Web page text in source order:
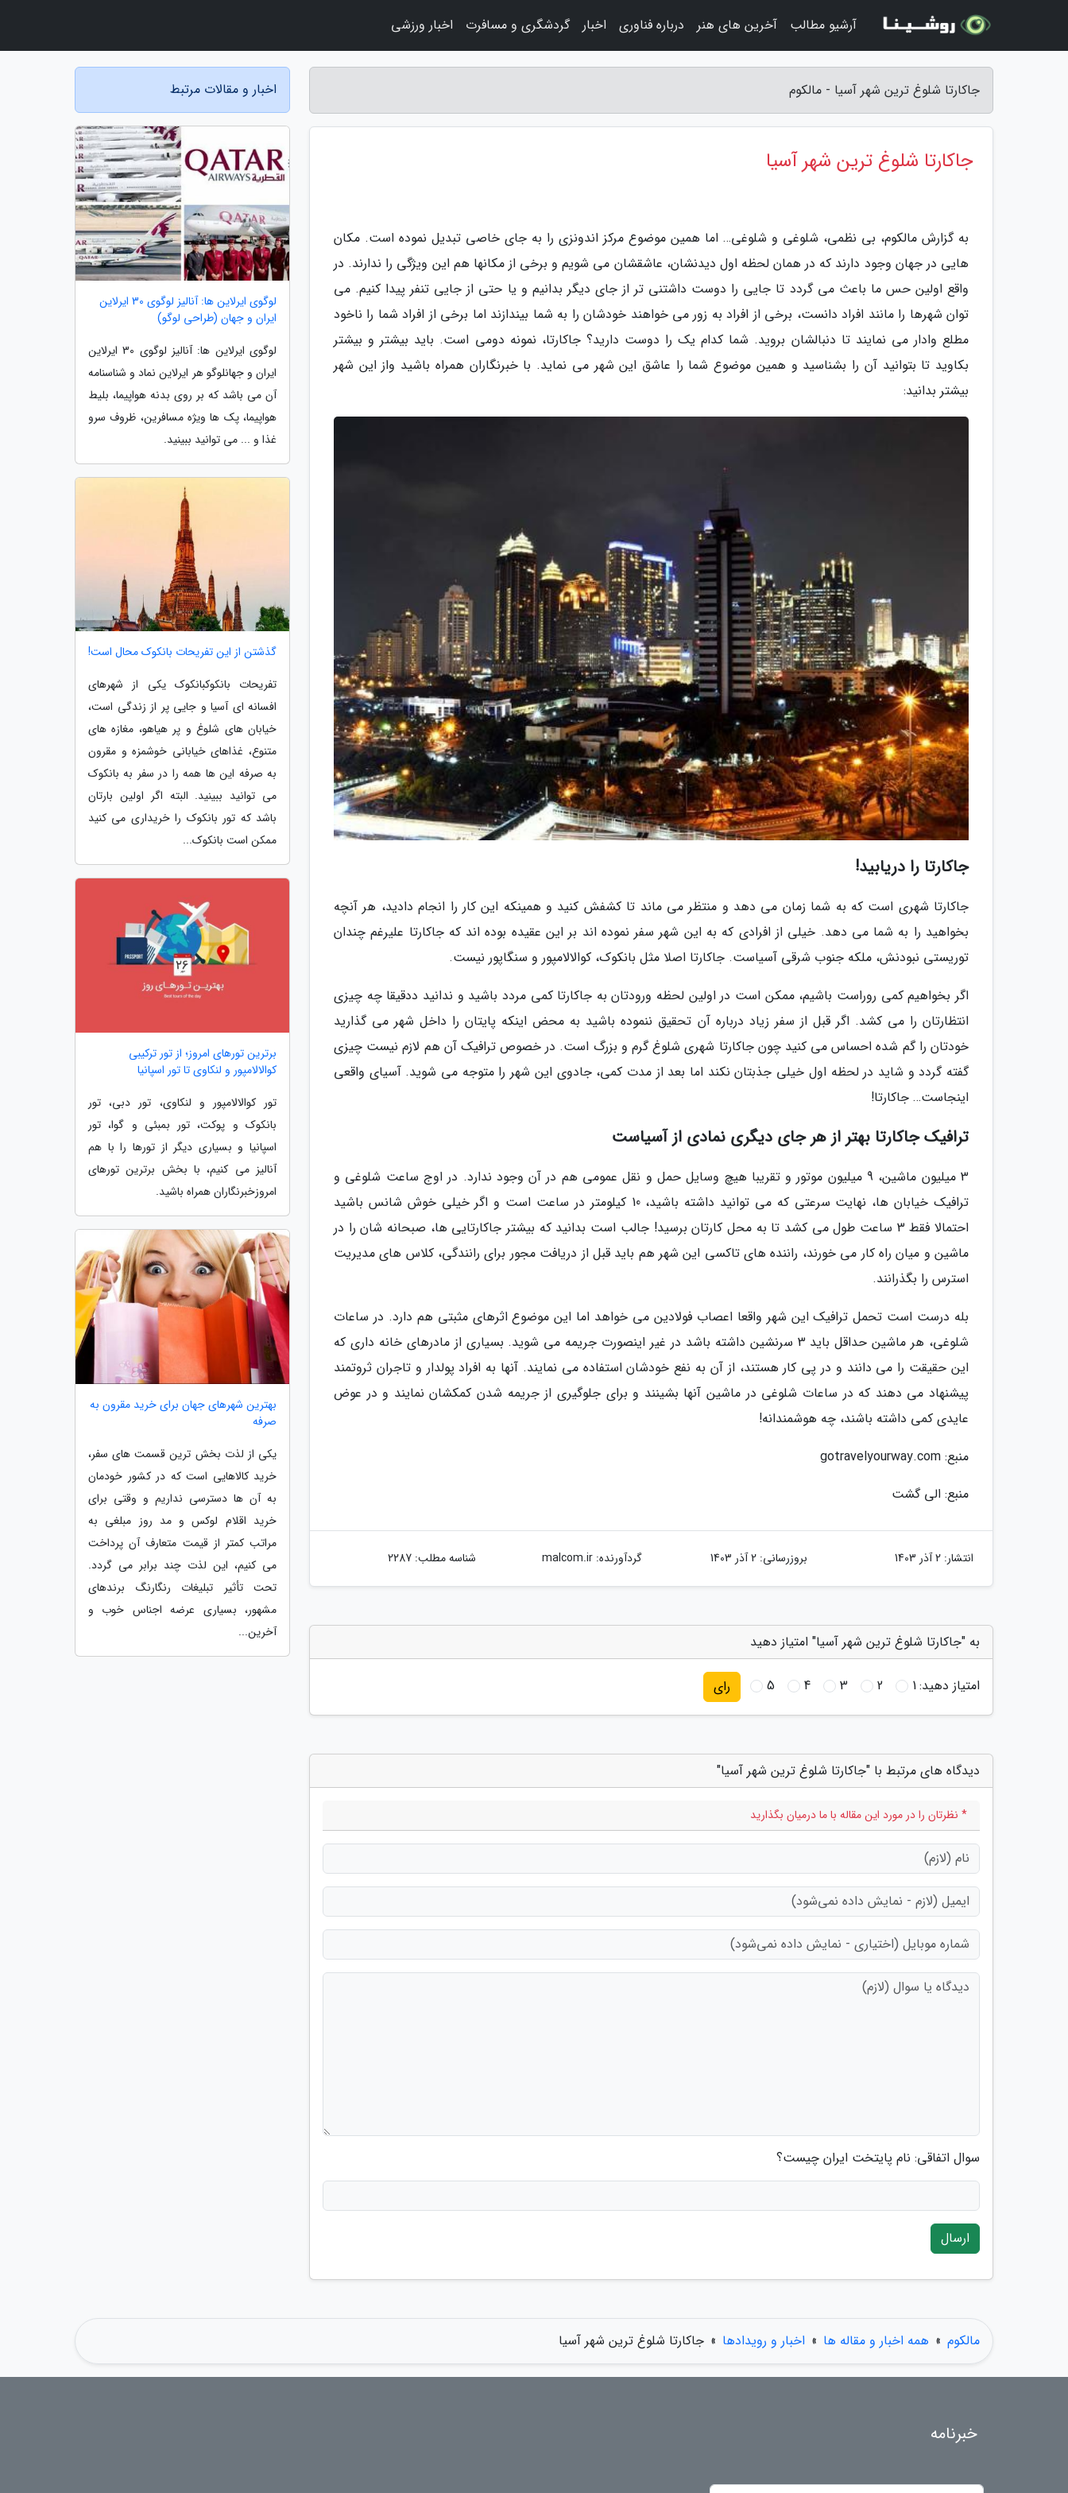
جاکارتا شلوغ ترین شهر آسیا - مالکوم
جاکارتا شلوغ ترین شهر آسیا
به گزارش مالکوم، بی نظمی، شلوغی و شلوغی… اما همین موضوع مرکز اندونزی را به جای خاصی تبدیل نموده است. مکان
هایی در جهان وجود دارند که در همان لحظه اول دیدنشان، عاشقشان می شویم و برخی از مکانها هم این ویژگی را ندارند. در
واقع اولین حس ما باعث می گردد تا جایی را دوست داشتنی تر از جای دیگر بدانیم و یا حتی از جایی تنفر پیدا کنیم. می
توان شهرها را مانند افراد دانست، برخی از افراد به زور می خواهند خودشان را به شما بیندازند اما برخی از افراد شما را ناخود
مطلع وادار می نمایند تا دنبالشان بروید. شما کدام یک را دوست دارید؟ جاکارتا، نمونه دومی است. باید بیشتر و بیشتر
بکاوید تا بتوانید آن را بشناسید و همین موضوع شما را عاشق این شهر می نماید. با خبرنگاران همراه باشید واز این شهر
بیشتر بدانید:
جاکارتا را دریابید!
جاکارتا شهری است که به شما زمان می دهد و منتظر می ماند تا کشفش کنید و همینکه این کار را انجام دادید، هر آنچه
بخواهید را به شما می دهد. خیلی از افرادی که به این شهر سفر نموده اند بر این عقیده بوده اند که جاکارتا علیرغم چندان
توریستی نبودنش، ملکه جنوب شرقی آسیاست. جاکارتا اصلا مثل بانکوک، کوالالامپور و سنگاپور نیست.
اگر بخواهیم کمی روراست باشیم، ممکن است در اولین لحظه ورودتان به جاکارتا کمی مردد باشید و ندانید ددقیقا چه چیزی
انتظارتان را می کشد. اگر قبل از سفر زیاد درباره آن تحقیق ننموده باشید به محض اینکه پایتان را داخل شهر می گذارید
خودتان را گم شده احساس می کنید چون جاکارتا شهری شلوغ گرم و بزرگ است. در خصوص ترافیک آن هم لازم نیست چیزی
گفته گردد و شاید در لحظه اول خیلی جذبتان نکند اما بعد از مدت کمی، جادوی این شهر را متوجه می شوید. آسیای واقعی
اینجاست… جاکارتا!
ترافیک جاکارتا بهتر از هر جای دیگری نمادی از آسیاست
3 میلیون ماشین، 9 میلیون موتور و تقریبا هیچ وسایل حمل و نقل عمومی هم در آن وجود ندارد. در اوج ساعت شلوغی و
ترافیک خیابان ها، نهایت سرعتی که می توانید داشته باشید، 10 کیلومتر در ساعت است و اگر خیلی خوش شانس باشید
احتمالا فقط 3 ساعت طول می کشد تا به محل کارتان برسید! جالب است بدانید که بیشتر جاکارتایی ها، صبحانه شان را در
ماشین و میان راه کار می خورند، راننده های تاکسی این شهر هم باید قبل از دریافت مجور برای رانندگی، کلاس های مدیریت
استرس را بگذرانند.
بله درست است تحمل ترافیک این شهر واقعا اعصاب فولادین می خواهد اما این موضوع اثرهای مثبتی هم دارد. در ساعات
شلوغی، هر ماشین حداقل باید 3 سرنشین داشته باشد در غیر اینصورت جریمه می شوید. بسیاری از مادرهای خانه داری که
این حقیقت را می دانند و در پی کار هستند، از آن به نفع خودشان استفاده می نمایند. آنها به افراد پولدار و تاجران ثروتمند
پیشنهاد می دهند که در ساعات شلوغی در ماشین آنها بشینند و برای جلوگیری از جریمه شدن کمکشان نمایند و در عوض
عایدی کمی داشته باشند، چه هوشمندانه!
منبع: gotravelyourway.com
منبع: الی گشت
انتشار: 2 آذر 1403 بروزرسانی: 2 آذر 1403 گردآورنده:malcom.ir شناسه مطلب: 2287
به "جاکارتا شلوغ ترین شهر آسیا" امتیاز دهید
امتیاز دهید:1
2
3
4
5 رای
دیدگاه های مرتبط با "جاکارتا شلوغ ترین شهر آسیا"
* نظرتان را در مورد این مقاله با ما درمیان بگذارید
سوال اتفاقی: نام پایتخت ایران چیست؟
ارسال
اخبار و مقالات مرتبط
لوگوی ایرلاین ها: آنالیز لوگوی 30 ایرلاین
ایران و جهان (طراحی لوگو)
لوگوی ایرلاین ها: آنالیز لوگوی 30 ایرلاین
ایران و جهانلوگو هر ایرلاین نماد و شناسنامه
آن می باشد که بر روی بدنه هواپیما، بلیط
هواپیما، پک ها ویژه مسافرین، ظروف سرو
غذا و ... می توانید ببینید.
گذشتن از این تفریحات بانکوک محال است!
تفریحات بانکوکبانکوک یکی از شهرهای
افسانه ای آسیا و جایی پر از زندگی است،
خیابان های شلوغ و پر هیاهو، مغازه های
متنوع، غذاهای خیابانی خوشمزه و مقرون
به صرفه این ها همه را در سفر به بانکوک
می توانید ببینید. البته اگر اولین بارتان
باشد که تور بانکوک را خریداری می کنید
ممکن است بانکوک...
برترین تورهای امروز؛ از تور ترکیبی
کوالالامپور و لنکاوی تا تور اسپانیا
تور کوالالامپور و لنکاوی، تور دبی، تور
بانکوک و پوکت، تور بمبئی و گوا، تور
اسپانیا و بسیاری دیگر از تورها را با هم
آنالیز می کنیم، با بخش برترین تورهای
امروزخبرنگاران همراه باشید.
بهترین شهرهای جهان برای خرید مقرون به
صرفه
یکی از لذت بخش ترین قسمت های سفر،
خرید کالاهایی است که در کشور خودمان
به آن ها دسترسی نداریم و وقتی برای
خرید اقلام لوکس و مد روز مبلغی به
مراتب کمتر از قیمت متعارف آن پرداخت
می کنیم، این لذت چند برابر می گردد.
تحت تأثیر تبلیغات رنگارنگ برندهای
مشهور، بسیاری عرضه اجناس خوب و
آخرین...
مالکوم » همه اخبار و مقاله ها » اخبار و رویدادها » جاکارتا شلوغ ترین شهر آسیا
آرشیو مطالب آخرین های هنر درباره فناوری اخبار گردشگری و مسافرت اخبار ورزشی
خبرنامه